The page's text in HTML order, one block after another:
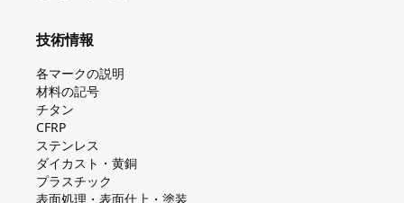
技術情報
各マークの説明
材料の記号
チタン
CFRP
ステンレス
ダイカスト・⻩銅
プラスチック
表面処理・表面仕上・塗装